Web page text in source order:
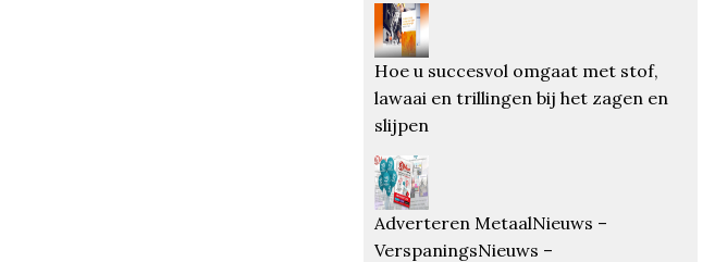
Hoe u succesvol omgaat met stof,
lawaai en trillingen bij het zagen en
slijpen
Adverteren MetaalNieuws –
VerspaningsNieuws –